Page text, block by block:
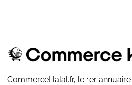
CommerceHalal.fr, le 1er